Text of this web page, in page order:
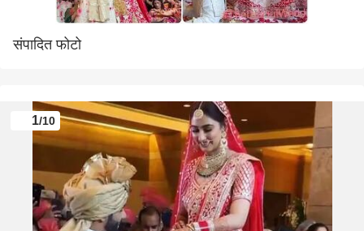
संपादित फोटो
1/10